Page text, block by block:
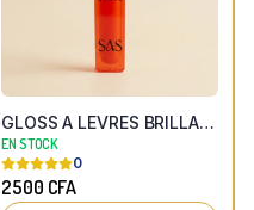
GLOSS A LEVRES BRILLANT - TEINTE ORANGE CORAIL
EN STOCK
0
2500 CFA